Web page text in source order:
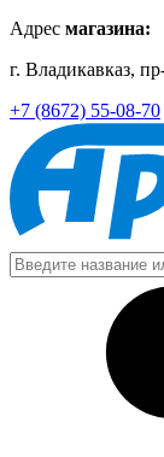
Адрес магазина:
г. Владикавказ,
+7 (8672) 55-08-70